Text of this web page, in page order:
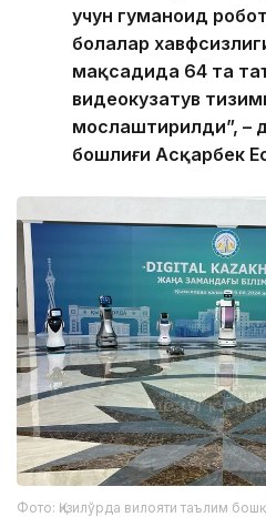
учун гуманоид
болалар
мақсадида 64 та
видеокузатув
мослаштирилди”, –
бошлиғи Асқарбек
Фото: Қизилўрда вилояти таълим